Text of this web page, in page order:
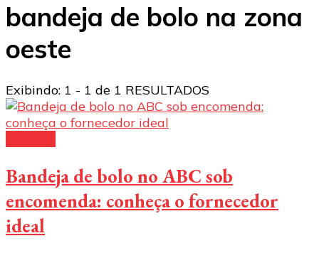
bandeja de bolo na zona
oeste
Exibindo: 1 - 1 de 1 RESULTADOS
Bandeja de bolo no ABC sob
encomenda: conheça o fornecedor
ideal